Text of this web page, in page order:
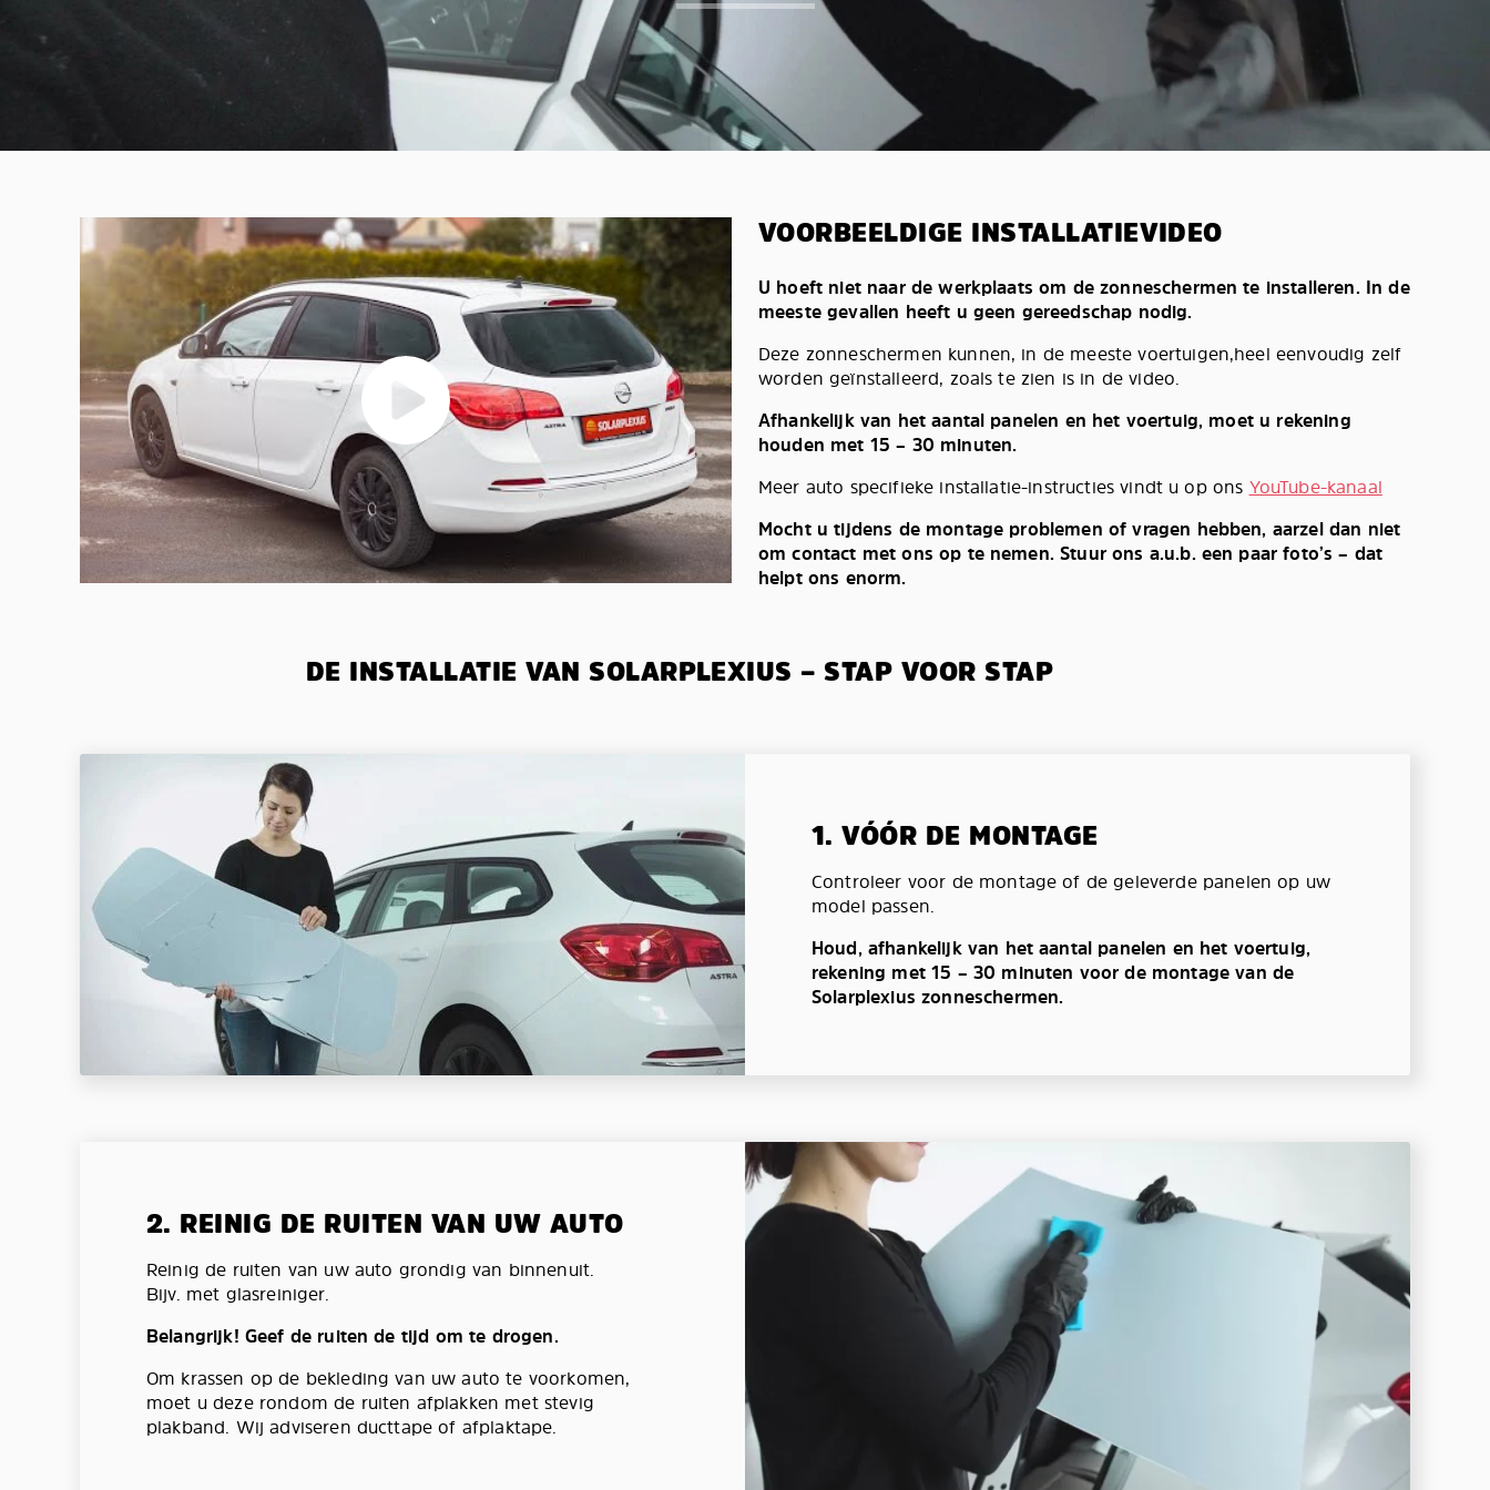
VOORBEELDIGE INSTALLATIEVIDEO
U hoeft niet naar de werkplaats om de zonneschermen te installeren. In de
meeste gevallen heeft u geen gereedschap nodig.
Deze zonneschermen kunnen, in de meeste voertuigen,heel eenvoudig zelf
worden geïnstalleerd, zoals te zien is in de video.
Afhankelijk van het aantal panelen en het voertuig, moet u rekening
houden met 15 – 30 minuten.
Meer auto specifieke installatie-instructies vindt u op ons YouTube-kanaal
Mocht u tijdens de montage problemen of vragen hebben, aarzel dan niet
om contact met ons op te nemen. Stuur ons a.u.b. een paar foto’s – dat
helpt ons enorm.
DE INSTALLATIE VAN SOLARPLEXIUS – STAP VOOR STAP
1. VÓÓR DE MONTAGE
Controleer voor de montage of de geleverde panelen op uw
model passen.
Houd, afhankelijk van het aantal panelen en het voertuig,
rekening met 15 – 30 minuten voor de montage van de
Solarplexius zonneschermen.
2. REINIG DE RUITEN VAN UW AUTO
Reinig de ruiten van uw auto grondig van binnenuit.
Bijv. met glasreiniger.
Belangrijk! Geef de ruiten de tijd om te drogen.
Om krassen op de bekleding van uw auto te voorkomen,
moet u deze rondom de ruiten afplakken met stevig
plakband. Wij adviseren ducttape of afplaktape.